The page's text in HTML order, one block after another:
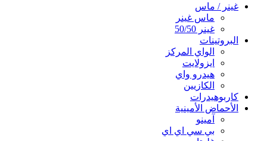
غينر / ماس
ماس غينر
غينر 50/50
البروتينات
الواي المركز
ايزولايت
هيدرو واي
الكازيين
كاربوهيدرات
الأحماض الأمينية
آمينو
بي سي اي اي